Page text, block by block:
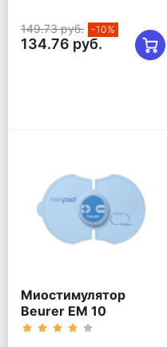
149.73 руб. -10%
134.76 руб.
Миостимулятор
Beurer EM 10